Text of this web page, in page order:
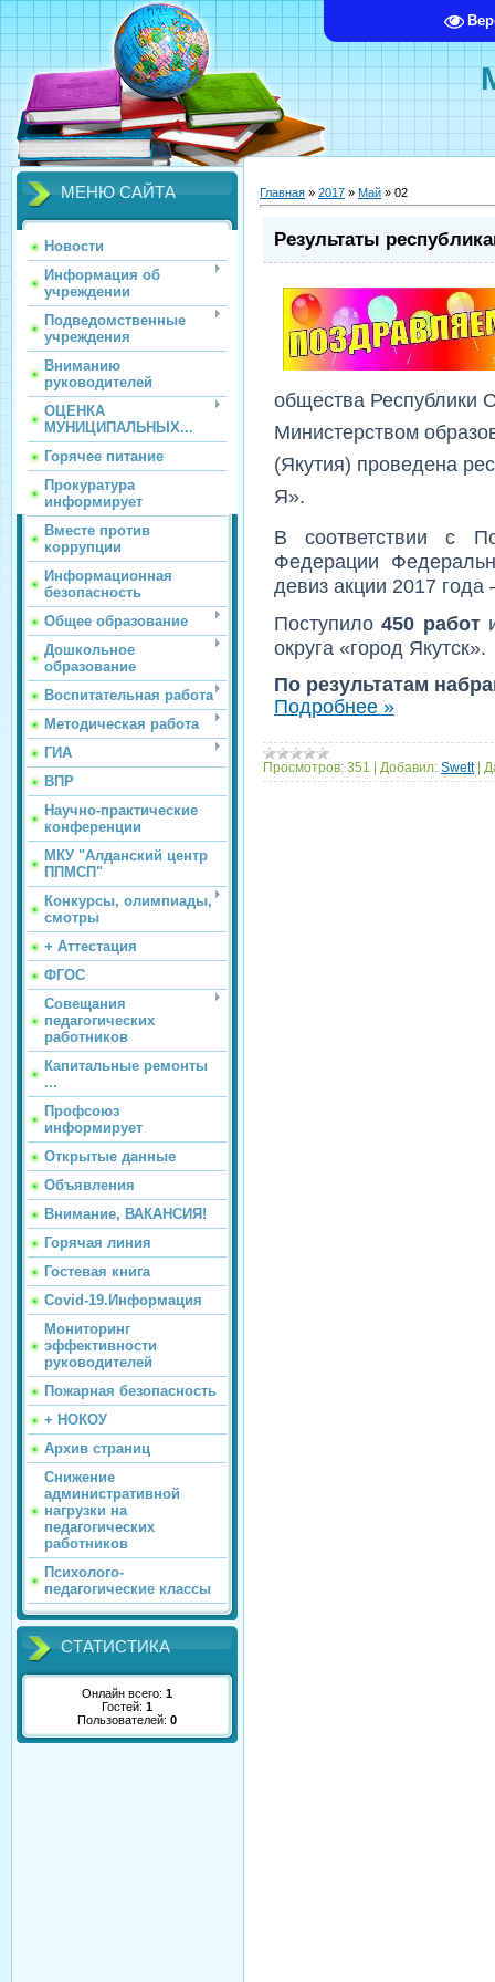
МЕНЮ САЙТА
Новости
Информация об
учреждении
Подведомственные
учреждения
Вниманию
руководителей
ОЦЕНКА
МУНИЦИПАЛЬНЫХ...
Горячее питание
Прокуратура
информирует
Вместе против
коррупции
Информационная
безопасность
Общее образование
Дошкольное
образование
Воспитательная работа
Методическая работа
ГИА
ВПР
Научно-практические
конференции
МКУ "Алданский центр
ППМСП"
Конкурсы, олимпиады,
смотры
+ Аттестация
ФГОС
Совещания
педагогических
работников
Капитальные ремонты
...
Профсоюз
информирует
Открытые данные
Объявления
Внимание, ВАКАНСИЯ!
Горячая линия
Гостевая книга
Covid-19.Информация
Мониторинг
эффективности
руководителей
Пожарная безопасность
+ НОКОУ
Архив страниц
Снижение
административной
нагрузки на
педагогических
работников
Психолого-
педагогические классы
СТАТИСТИКА
Онлайн всего: 1
Гостей: 1
Пользователей: 0
Главная » 2017 » Май » 02
Результаты
общества Республики
Министерством
(Якутия) проведена
Я».
В соответствии с
Федерации
девиз акции 2017 года
Поступило450 работ
округа «город Якутск».
По результатам
Подробнее »
Просмотров: 351 Добавил: Swett